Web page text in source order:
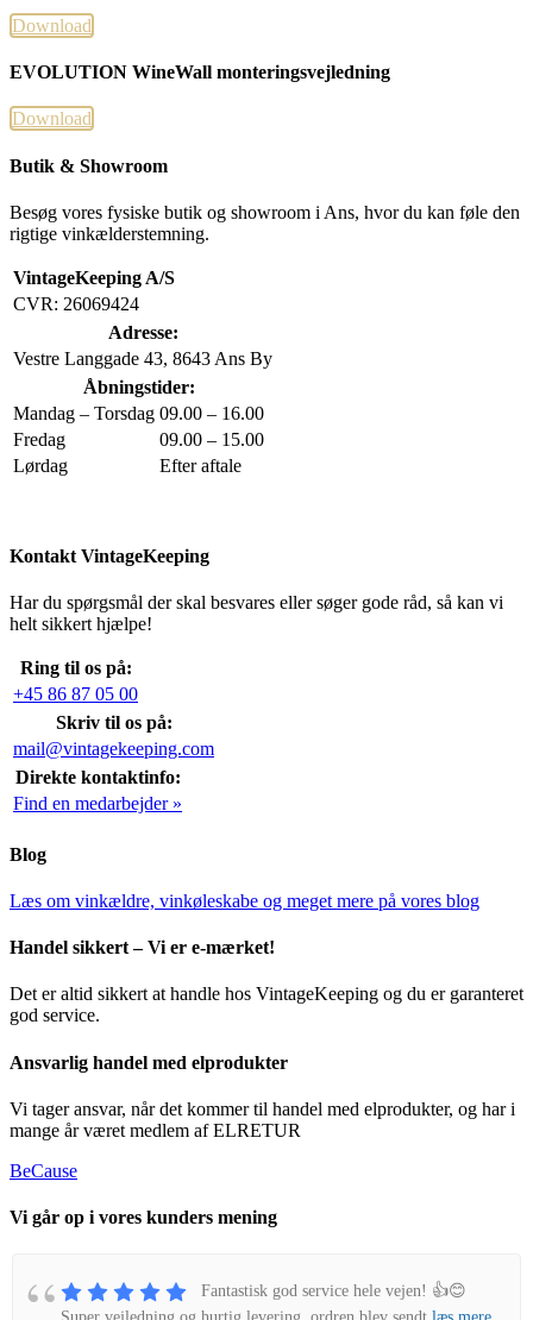
Download
EVOLUTION WineWall monteringsvejledning
Download
Butik & Showroom
Besøg vores fysiske butik og showroom i Ans, hvor du kan føle den
rigtige vinkælderstemning.
VintageKeeping A/S
CVR: 26069424
Adresse:
Vestre Langgade 43, 8643 Ans By
Åbningstider:
Mandag – Torsdag 09.00 – 16.00
Fredag
09.00 – 15.00
Lørdag
Efter aftale
Kontakt VintageKeeping
Har du spørgsmål der skal besvares eller søger gode råd, så kan vi
helt sikkert hjælpe!
Ring til os på:
+45 86 87 05 00
Skriv til os på:
mail@vintagekeeping.com
Direkte kontaktinfo:
Find en medarbejder »
Blog
Læs om vinkældre, vinkøleskabe og meget mere på vores blog
Handel sikkert – Vi er e-mærket!
Det er altid sikkert at handle hos VintageKeeping og du er garanteret
god service.
Ansvarlig handel med elprodukter
Vi tager ansvar, når det kommer til handel med elprodukter, og har i
mange år været medlem af ELRETUR
BeCause
Vi går op i vores kunders mening
Fantastisk god service hele vejen! 👍😊